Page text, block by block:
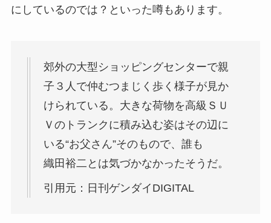
にしているのでは？といった噂もあります。
郊外の大型ショッピングセンターで親
子３人で仲むつまじく歩く様子が見か
けられている。大きな荷物を高級ＳＵ
Ｖのトランクに積み込む姿はその辺に
いる“お父さん”そのもので、誰も
織田裕二とは気づかなかったそうだ。
引用元：日刊ゲンダイDIGITAL